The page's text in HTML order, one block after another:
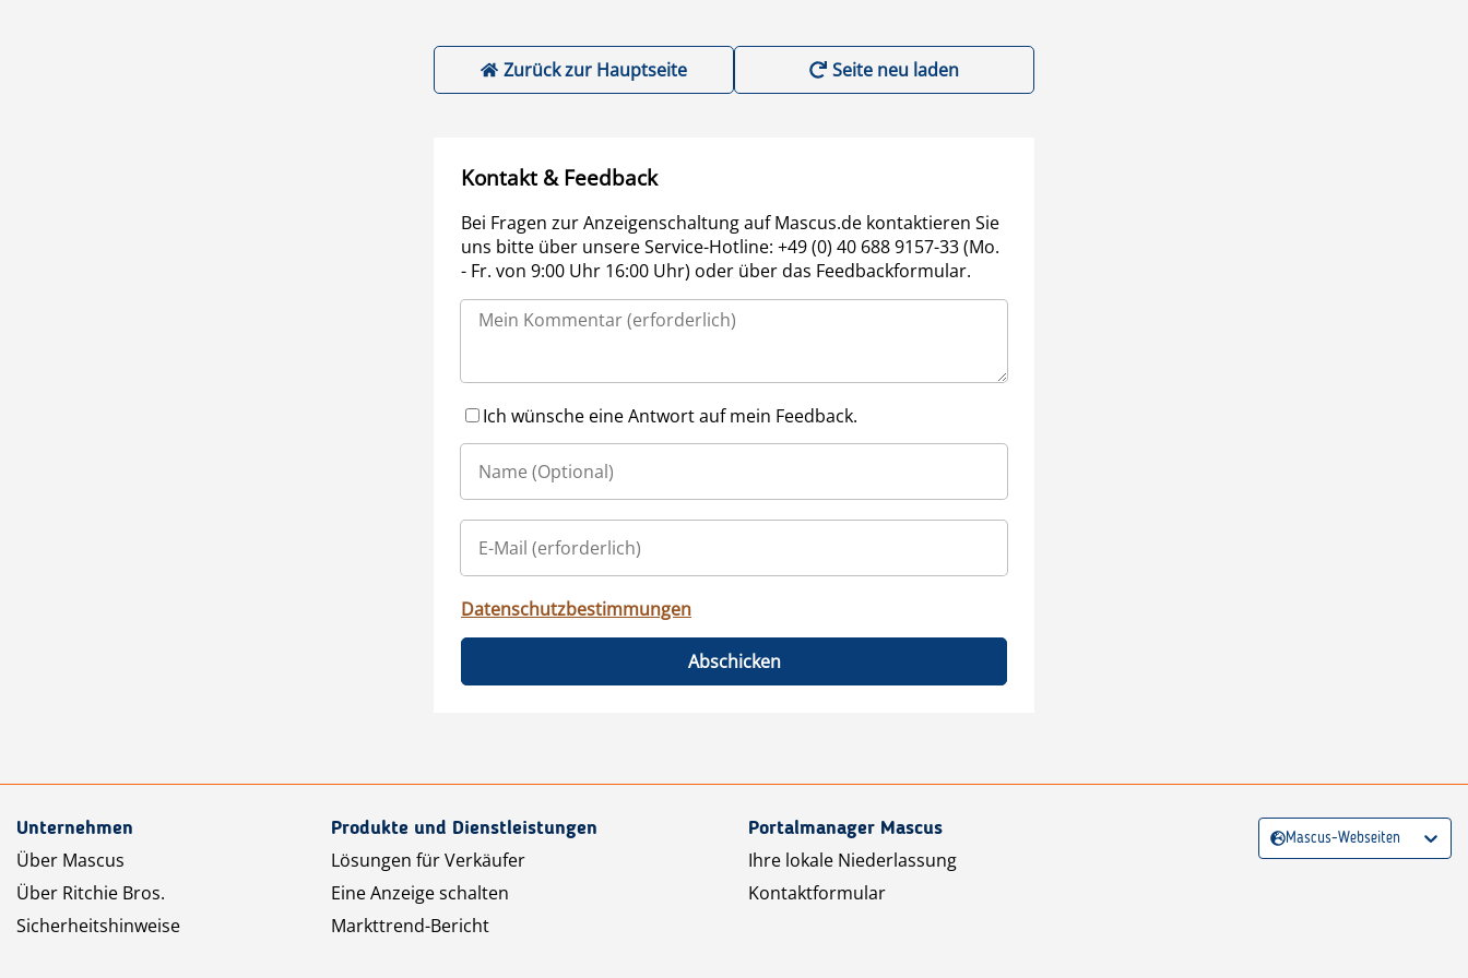
Zurück zur Hauptseite Seite neu laden
Kontakt & Feedback
Bei Fragen zur Anzeigenschaltung auf Mascus.de kontaktieren Sie
uns bitte über unsere Service-Hotline: +49 (0) 40 688 9157-33 (Mo.
- Fr. von 9:00 Uhr 16:00 Uhr) oder über das Feedbackformular.
Ich wünsche eine Antwort auf mein Feedback.
Datenschutzbestimmungen
Abschicken
Unternehmen
Über Mascus
Über Ritchie Bros.
Sicherheitshinweise
Produkte und Dienstleistungen
Lösungen für Verkäufer
Eine Anzeige schalten
Markttrend-Bericht
Portalmanager Mascus
Ihre lokale Niederlassung
Kontaktformular
Mascus-Webseiten